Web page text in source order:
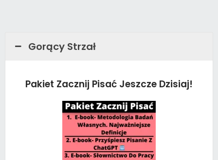
Gorący Strzał
Pakiet Zacznij Pisać Jeszcze Dzisiaj!